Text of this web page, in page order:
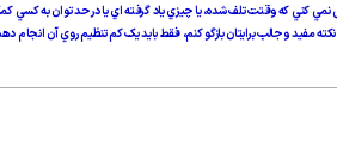
که وقتت تلف شده، يا چيزي ياد گرفته اي يا در حد توان به کسي
مفيد و جالب برايتان بازگو کنم، فقط بايد يک کم تنظيم روي آن انجام